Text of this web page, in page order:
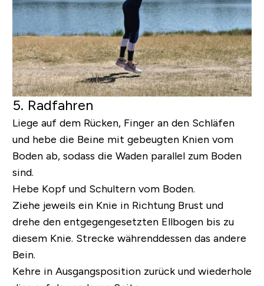
5. Radfahren
Liege auf dem Rücken, Finger an den Schläfen
und hebe die Beine mit gebeugten Knien vom
Boden ab, sodass die Waden parallel zum Boden
sind.
Hebe Kopf und Schultern vom Boden.
Ziehe jeweils ein Knie in Richtung Brust und
drehe den entgegengesetzten Ellbogen bis zu
diesem Knie. Strecke währenddessen das andere
Bein.
Kehre in Ausgangsposition zurück und wiederhole